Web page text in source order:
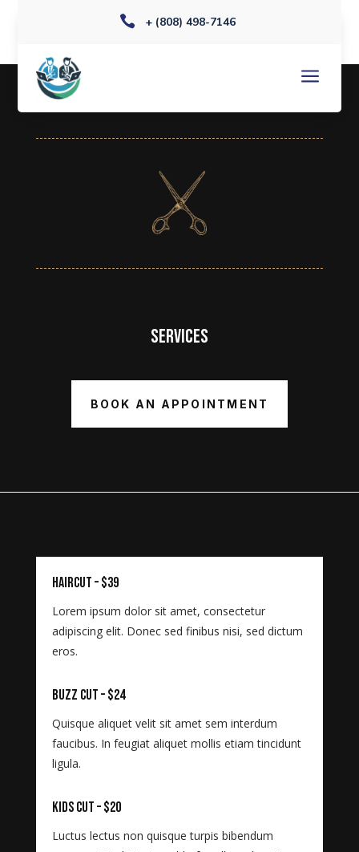
a
 + (808) 498-7146
Services
BOOK AN APPOINTMENT
Haircut – $39
Lorem ipsum dolor sit amet, consectetur
adipiscing elit. Donec sed finibus nisi, sed dictum
eros.
Buzz Cut – $24
Quisque aliquet velit sit amet sem interdum
faucibus. In feugiat aliquet mollis etiam tincidunt
ligula.
Kids Cut – $20
Luctus lectus non quisque turpis bibendum